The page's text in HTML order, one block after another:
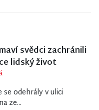
svědci zachránili
lidský život
se odehrály v ulici
ze...